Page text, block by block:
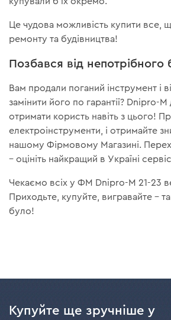
Це чудова можливість купити все,
ремонту та будівництва!
Позбався від непотрібного
Вам продали поганий інструмент і
замінити його по гарантії? Dnipro-
отримати користь навіть з цього!
електроінструменти, і отримайте
нашому Фірмовому Магазині.
– оцініть найкращий в Україні
Чекаємо всіх у ФМ Dnipro-M 21-23
Приходьте, купуйте, вигравайте –
було!
Купуйте ще зручніше у